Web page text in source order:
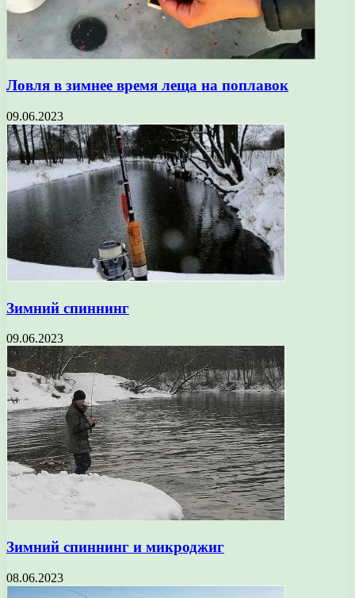
Ловля в зимнее время леща на поплавок
09.06.2023
Зимний спиннинг
09.06.2023
Зимний спиннинг и микроджиг
08.06.2023